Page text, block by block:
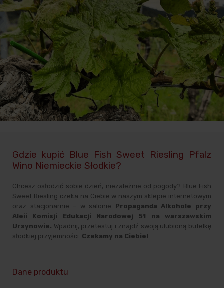
Gdzie kupić Blue Fish Sweet Riesling Pfalz
Wino Niemieckie Słodkie?
Chcesz osłodzić sobie dzień, niezależnie od pogody? Blue Fish
Sweet Riesling czeka na Ciebie w naszym sklepie internetowym
oraz stacjonarnie – w salonie Propaganda Alkohole przy
Aleii Komisji Edukacji Narodowej 51 na warszawskim
Ursynowie. Wpadnij, przetestuj i znajdź swoją ulubioną butelkę
słodkiej przyjemności. Czekamy na Ciebie!
Dane produktu